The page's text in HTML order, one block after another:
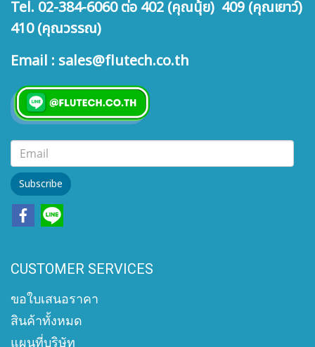
Tel. 02-384-6060 ต่อ 402 (คุณนุ้ย) 409 (คุณเยาว์)
410 (คุณวรรณ)
Email : sales@flutech.co.th
Subscribe
CUSTOMER SERVICES
ขอใบเสนอราคา
สินค้าทั้งหมด
แผนที่บริษัท